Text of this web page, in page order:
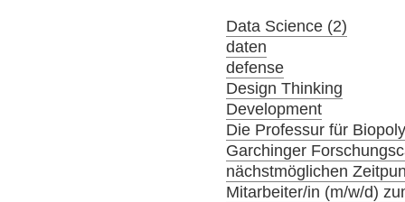
Data Science (2)
daten
defense
Design Thinking
Development
Die Professur für
Garchinger
nächstmöglichen
Mitarbeiter/in (m/w/d)